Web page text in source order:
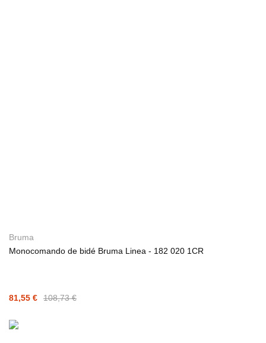
Bruma
Monocomando de bidé Bruma Linea - 182 020 1CR
81,55 € 108,73 €